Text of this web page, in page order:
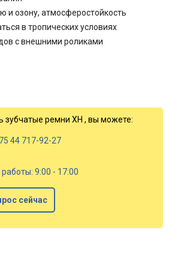
и озону, атмосферостойкость
в тропических условиях
с внешними роликами
зубчатые ремни ХН , вы можете:
44 717-92-27
9:00 - 17:00
сейчас